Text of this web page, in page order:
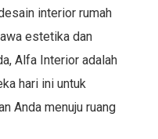
interior rumah
estetika dan
Alfa Interior adalah
hari ini untuk
Anda menuju ruang